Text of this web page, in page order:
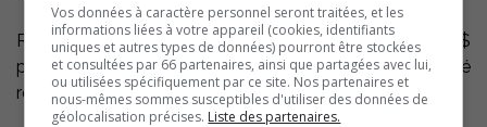
Rappelons que le gagnant du concours recevra 40 000$
pour être le reporteur blogueur officiel de la Fierté
régionale cet été.
Vos données à caractère personnel seront traitées, et les
informations liées à votre appareil (cookies, identifiants
uniques et autres types de données) pourront être stockées
et consultées par 66 partenaires, ainsi que partagées avec lui,
ou utilisées spécifiquement par ce site. Nos partenaires et
nous-mêmes sommes susceptibles d'utiliser des données de
géolocalisation précises. Liste des partenaires.